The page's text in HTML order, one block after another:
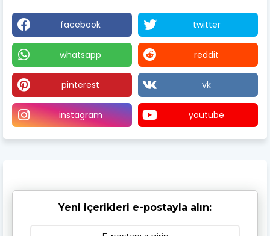
facebook twitter
whatsapp reddit
pinterest vk
instagram youtube
Yeni içerikleri e-postayla alın: